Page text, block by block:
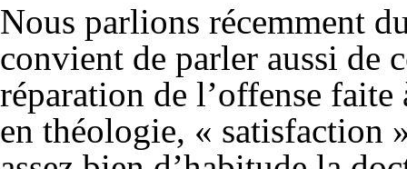
Nous parlions récemment
convient de parler aussi de
réparation de l’offense faite
en théologie, « satisfaction